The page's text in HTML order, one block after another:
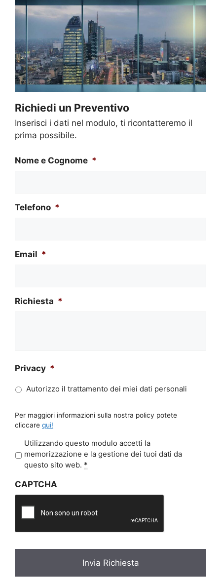
Richiedi un Preventivo
Inserisci i dati nel modulo, ti ricontatteremo il
prima possibile.
Nome e Cognome *
Telefono *
Email *
Richiesta *
Privacy *
Autorizzo il trattamento dei miei dati personali
Per maggiori informazioni sulla nostra policy potete
cliccare qui!
r
a
c
*
Utilizzando questo modulo accetti la
memorizzazione e la gestione dei tuoi dati da
questo sito web. *
CAPTCHA